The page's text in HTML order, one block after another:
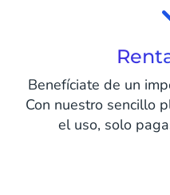
Benefíciate de un
Con nuestro sencillo
el uso, solo